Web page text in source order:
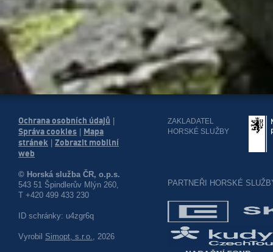
Ochrana osobních údajů
Správa cookies
Mapa
stránek
Zobrazit mobilní
web
© Horská služba ČR, o.p.s.
543 51 Špindlerův Mlýn 260,
T +420 499 433 230
ID schránky: u4zgr6q
Vyrobil Simopt, s.r.o., 2026
ZAKLADATEL
HORSKÉ SLUŽBY
PARTNEŘI HORSKÉ